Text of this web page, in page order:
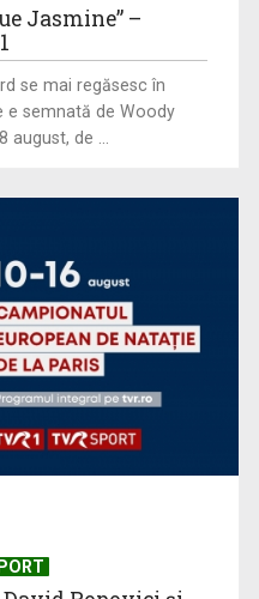
din opera lui Mihail
duminicile de
Jasmine” –
se mai regăsesc în
e semnată de Woody
de ...